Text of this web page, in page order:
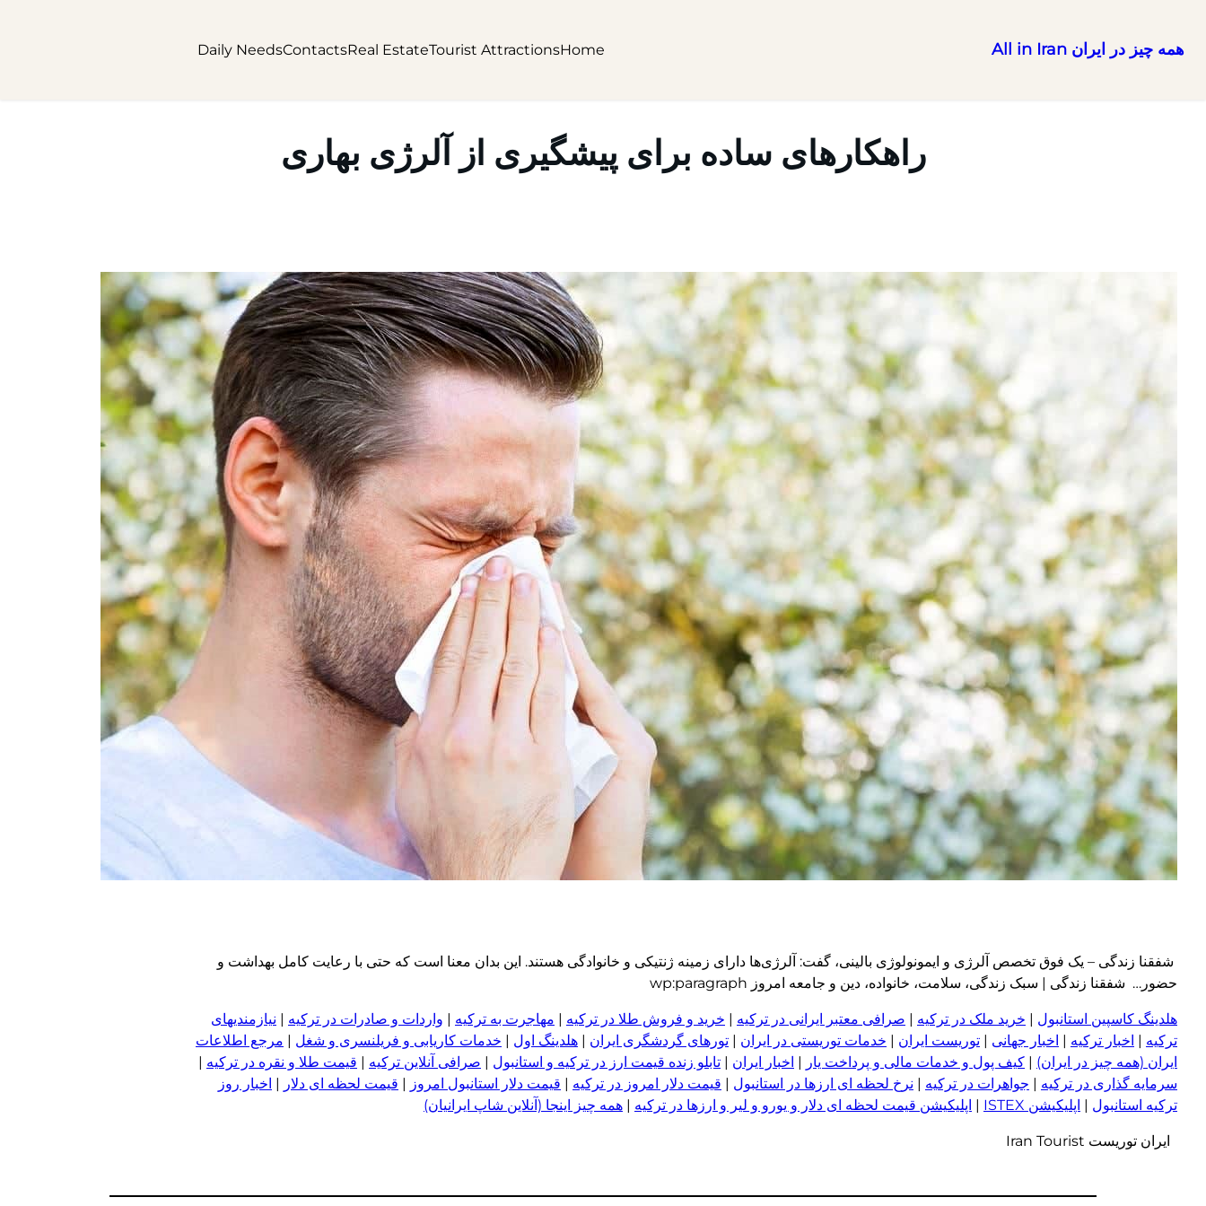
همه چیز در ایران All in Iran Home
Tourist Attractions
Real Estate
Contacts
Daily Needs
راهکارهای ساده برای پیشگیری از آلرژی بهاری
شفقنا زندگی – یک فوق تخصص آلرژی و ایمونولوژی بالینی، گفت: آلرژی‌ها دارای زمینه ژنتیکی و خانوادگی هستند. این بدان معنا است که حتی با رعایت کامل بهداشت و
حضور… شفقنا زندگی | سبک زندگی، سلامت، خانواده، دین و جامعه امروز wp:paragraph
هلدینگ کاسپین استانبول | خرید ملک در ترکیه | صرافی معتبر ایرانی در ترکیه | خرید و فروش طلا در ترکیه | مهاجرت به ترکیه | واردات و صادرات در ترکیه | نیازمندیهای
ترکیه | اخبار ترکیه | اخبار جهانی | توریست ایران | خدمات توریستی در ایران | تورهای گردشگری ایران | هلدینگ اول | خدمات کاریابی و فریلنسری و شغل | مرجع اطلاعات
ایران (همه چیز در ایران) | کیف پول و خدمات مالی و پرداخت یار | اخبار ایران | تابلو زنده قیمت ارز در ترکیه و استانبول | صرافی آنلاین ترکیه | قیمت طلا و نقره در ترکیه |
سرمایه گذاری در ترکیه | جواهرات در ترکیه | نرخ لحظه ای ارزها در استانبول | قیمت دلار امروز در ترکیه | قیمت دلار استانبول امروز | قیمت لحظه ای دلار | اخبار روز
ترکیه استانبول | اپلیکیشن ISTEX | اپلیکیشن قیمت لحظه ای دلار و یورو و لیر و ار زها در ترکیه | همه چیز اینجا (آنلاین شاپ ایرانیان)
ایران توریست Iran Tourist